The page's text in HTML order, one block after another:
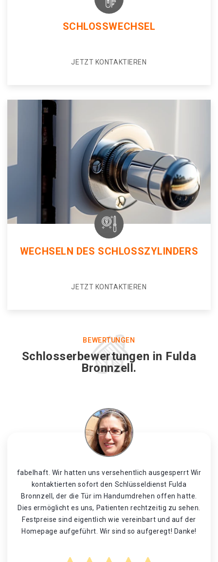
SCHLOSSWECHSEL
JETZT KONTAKTIEREN
WECHSELN DES SCHLOSSZYLINDERS
JETZT KONTAKTIEREN
BEWERTUNGEN
Schlosserbewertungen in Fulda
Bronnzell.
fabelhaft. Wir hatten uns versehentlich ausgesperrt Wir
kontaktierten sofort den Schlüsseldienst Fulda
Bronnzell, der die Tür im Handumdrehen offen hatte.
Dies ermöglicht es uns, Patienten rechtzeitig zu sehen.
Festpreise sind eigentlich wie vereinbart und auf der
Homepage aufgeführt. Wir sind so aufgeregt! Danke!